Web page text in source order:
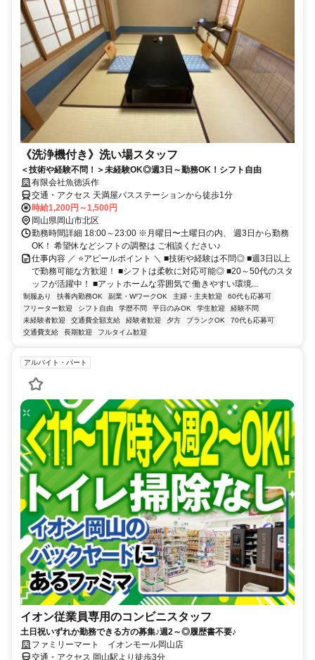
《洗浄機付き》洗い場スタッフ
＜技術や経験不問！＞未経験OK◎週3日～勤務OK！シフト自由
有限会社魚徳浜作
交通・アクセス 天満屋バスステーションから徒歩1分
時給1,200円～1,500円
岡山県岡山市北区
勤務時間詳細 18:00～23:00 ※月曜日〜土曜日の内、 週3日から勤務
OK！ 希望休などシフトの調整は ご相談ください♪
仕事内容 ／ ⭐アピールポイント ＼ ■技術や経験は不問◎ ■週3日以上
で勤務可能な方歓迎！ ■シフトは柔軟に対応可能◎ ■20～50代のスタ
ッフが活躍中！ ■アットホームな雰囲気で 働きやすい環境...
制服あり 扶養内勤務OK 副業・WワークOK 主婦・主夫歓迎
60代も応募可
フリーター歓迎
シフト自由 学歴不問 平日のみOK 学生歓迎
経験不問
未経験者歓迎
交通費全額支給 経験者歓迎 夕方 ブランクOK
70代も応募可
交通費支給
長期歓迎 フルタイム歓迎
アルバイト・パート
イオン従業員専用のコンビニスタッフ
土日祝いずれか勤務できる方の募集♪週2～◎履歴書不要♪
ファミリーマート イオンモール岡山店
交通・アクセス 岡山駅より徒歩3分